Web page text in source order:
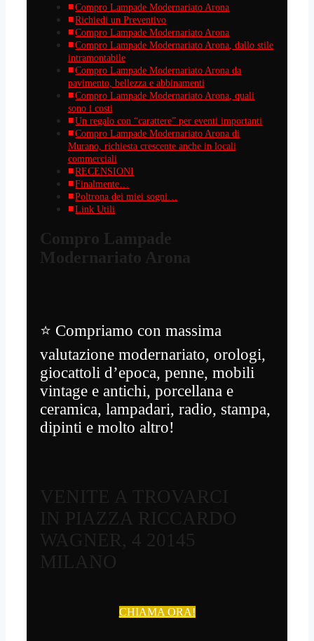
Compro Lampade Modernariato Arona
Richiedi un Preventivo
Compro Lampade Modernariato Arona
Compro Lampade Modernariato Arona, dallo stile
intramontabile
Compro Lampade Modernariato Arona da
pavimento, bellezza e abbinamenti
Compro Lampade Modernariato Arona, quali
sono i costi
Un regalo con “carattere” per eventi importanti
Compro Lampade Modernariato Arona di
Murano, richiesta crescente anche in locali
commerciali
RECENSIONI
Finalmente…
Poltrona dei miei sogni…
Link Utili
Compro Lampade
Modernariato Arona
⭐ Compriamo con massima
valutazione modernariato, orologi,
giocattoli d’epoca, penne, mobili
vintage e antichi, porcellana e
ceramica, lampadari, radio, stampa,
dipinti e molto altro!
VENITE A TROVARCI
IN PIAZZA RICCARDO
WAGNER, 4 20145
MILANO
CHIAMA ORA!